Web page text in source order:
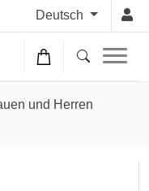
Deutsch
und Herren